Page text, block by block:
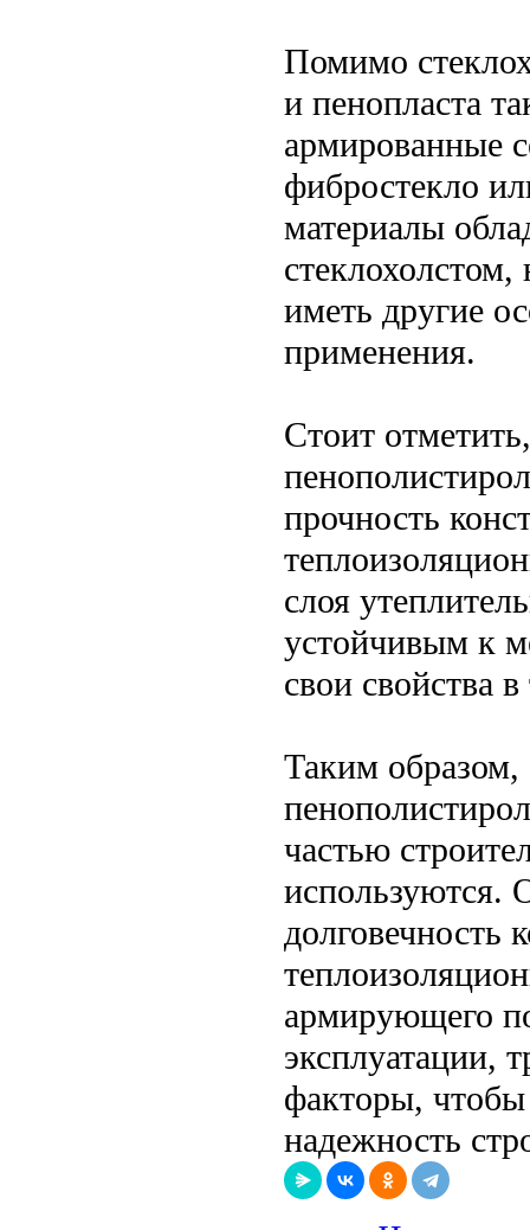
Помимо
и пенопласта
армированные
фибростекло
материалы
иметь другие
применения.
Стоит
прочность
слоя
устойчивым к
свои свойства
Таким
частью
используются.
долговечность
армирующего
эксплуатации,
факторы,
надежность